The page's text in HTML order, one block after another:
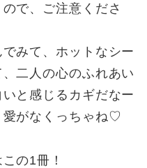
で、ご注意くださ
みて、ホットなシー
二人の心のふれあい
と感じるカギだなー
愛がなくっちゃね♡
の1冊！